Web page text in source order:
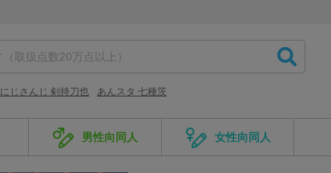
にじさんじ 剣持刀也 あんスタ 七種茨
男性向同人 女性向同人